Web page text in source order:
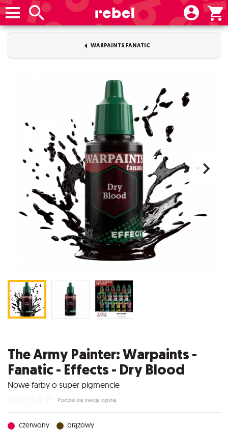
WARPAINTS FANATIC
The Army Painter: Warpaints -
Fanatic - Effects - Dry Blood
Nowe farby o super pigmencie
Podziel się swoją opinią
czerwony brązowy